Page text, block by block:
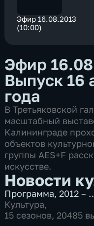
Эфир 16.08.2013
(10:00)
Эфир
Выпуск 16
года
В Третьяковской
масштабный
Калининграде
объектов
группы AES+F
искусстве.
Новости
Программа,2012 –
Культура,
15 сезонов, 20485